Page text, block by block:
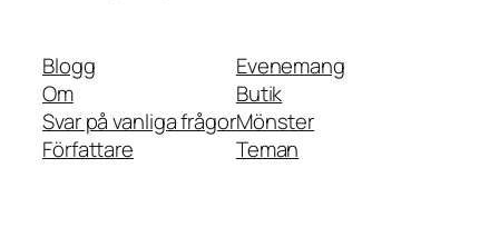
Blogg
Om
Svar på vanliga frågor
Författare
Evenemang
Butik
Mönster
Teman